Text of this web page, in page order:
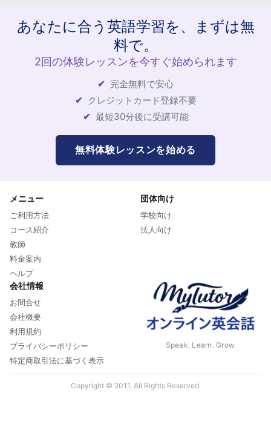
あなたに合う英語学習を、まずは無
料で。
2回の体験レッスンを今すぐ始められます
完全無料で安心
クレジットカード登録不要
最短30分後に受講可能
無料体験レッスンを始める
メニュー
ご利用方法
コース紹介
教師
料金案内
ヘルプ
団体向け
学校向け
法人向け
会社情報
お問合せ
会社概要
利用規約
プライバシーポリシー
特定商取引法に基づく表示
Speak. Learn. Grow.
Copyright © 2011. All Rights Reserved.